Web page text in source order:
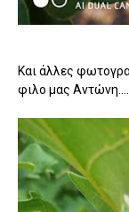
Και άλλες
φιλο μας Αντώνη....